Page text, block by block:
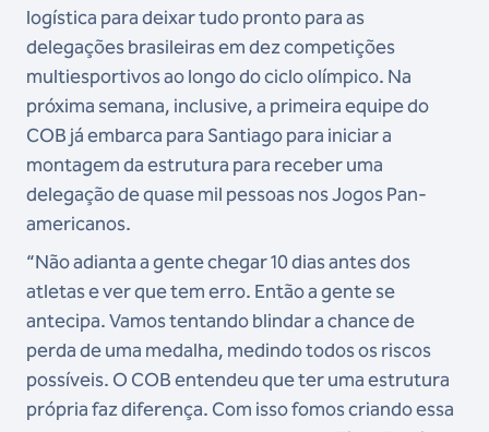
logística para deixar tudo pronto para as
delegações brasileiras em dez competições
multiesportivos ao longo do ciclo olímpico. Na
próxima semana, inclusive, a primeira equipe do
COB já embarca para Santiago para iniciar a
montagem da estrutura para receber uma
delegação de quase mil pessoas nos Jogos Pan-
americanos.
“Não adianta a gente chegar 10 dias antes dos
atletas e ver que tem erro. Então a gente se
antecipa. Vamos tentando blindar a chance de
perda de uma medalha, medindo todos os riscos
possíveis. O COB entendeu que ter uma estrutura
própria faz diferença. Com isso fomos criando essa